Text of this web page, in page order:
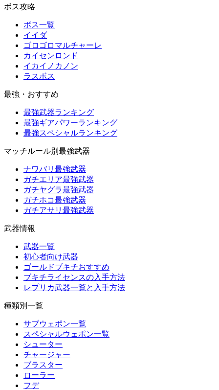
ボス攻略
ボス一覧
イイダ
ゴロゴロマルチャーレ
カイセンロンド
イカイノカノン
ラスボス
最強・おすすめ
最強武器ランキング
最強ギアパワーランキング
最強スペシャルランキング
マッチルール別最強武器
ナワバリ最強武器
ガチエリア最強武器
ガチヤグラ最強武器
ガチホコ最強武器
ガチアサリ最強武器
武器情報
武器一覧
初心者向け武器
ゴールドブキチおすすめ
ブキチライセンスの入手方法
レプリカ武器一覧と入手方法
種類別一覧
サブウェポン一覧
スペシャルウェポン一覧
シューター
チャージャー
ブラスター
ローラー
フデ